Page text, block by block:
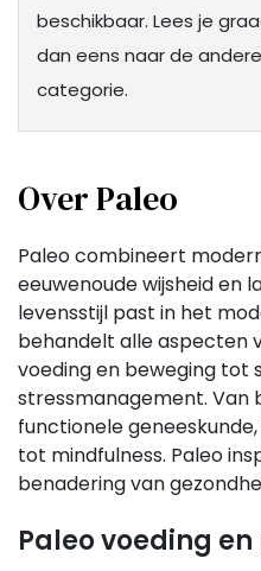
beschikbaar. Lees je
dan eens naar de andere
categorie.
Over Paleo
Paleo combineert
eeuwenoude wijsheid en
levensstijl past in het
behandelt alle aspecten
voeding en beweging tot
stressmanagement. Van
functionele
tot mindfulness. Paleo
benadering van
Paleo voeding